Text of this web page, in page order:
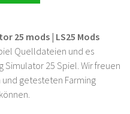
25 mods | LS25 Mods
Quelldateien und es
Simulator 25 Spiel. Wir freuen
und getesteten Farming